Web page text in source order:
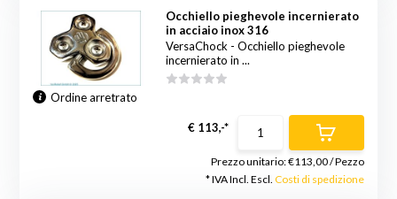
Occhiello pieghevole incernierato
in acciaio inox 316
VersaChock - Occhiello pieghevole
incernierato in ...
Ordine arretrato
€ 113,-*
Prezzo unitario:€113,00/Pezzo
* IVA Incl. Escl. Costi di spedizione